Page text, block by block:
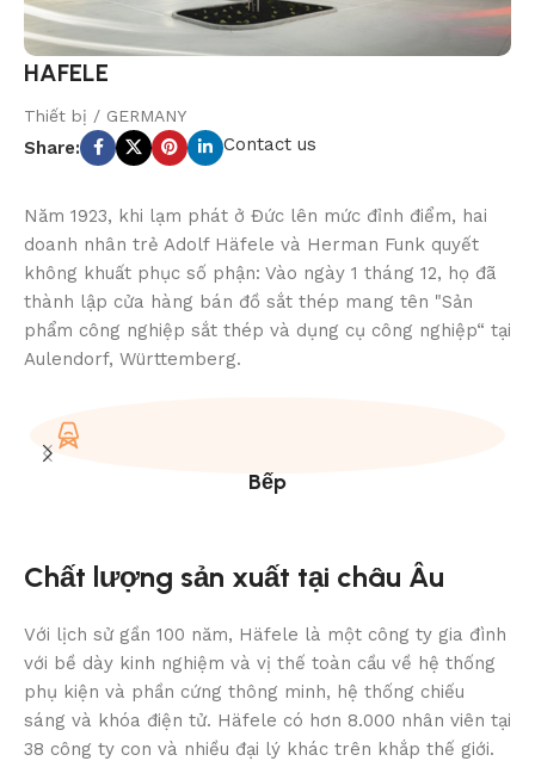
HAFELE
Thiết bị / GERMANY
Share: Contact us
Năm 1923, khi lạm phát ở Đức lên mức đỉnh điểm, hai
doanh nhân trẻ Adolf Häfele và Herman Funk quyết
không khuất phục số phận: Vào ngày 1 tháng 12, họ đã
thành lập cửa hàng bán đồ sắt thép mang tên "Sản
phẩm công nghiệp sắt thép và dụng cụ công nghiệp“ tại
Aulendorf, Württemberg.
Bếp
Chất lượng sản xuất tại châu Âu
Với lịch sử gần 100 năm, Häfele là một công ty gia đình
với bề dày kinh nghiệm và vị thế toàn cầu về hệ thống
phụ kiện và phần cứng thông minh, hệ thống chiếu
sáng và khóa điện tử. Häfele có hơn 8.000 nhân viên tại
38 công ty con và nhiều đại lý khác trên khắp thế giới.